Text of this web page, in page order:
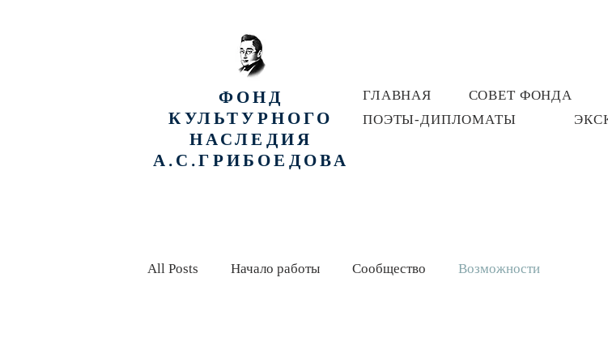
ФОНД
КУЛЬТУРНОГО
НАСЛЕДИЯ
А.С.ГРИБОЕДОВА
ГЛАВНАЯ СОВЕТ ФОНДА
ПОЭТЫ-ДИПЛОМАТЫ
All Posts Начало работы Сообщество Возможности